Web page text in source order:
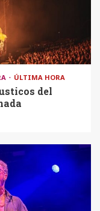
ÚLTIMA HORA
del